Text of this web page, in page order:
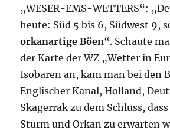
„WESER-EMS-WETTERS“:
heute: Süd 5 bis 6, Südwest 9,
orkanartige Böen“. Schaute
der Karte der WZ „Wetter in
Isobaren an, kam man bei den
Englischer Kanal, Holland,
Skagerrak zu dem Schluss,
Sturm und Orkan zu erwarten